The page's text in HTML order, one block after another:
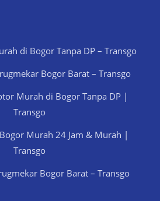
di Bogor Tanpa DP – Transgo
Bogor Barat – Transgo
Murah di Bogor Tanpa DP |
Transgo
Murah 24 Jam & Murah |
Transgo
Bogor Barat – Transgo